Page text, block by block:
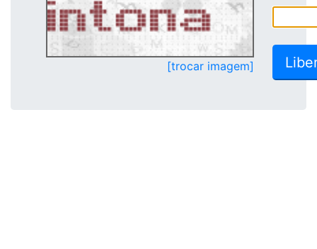
[trocar imagem]